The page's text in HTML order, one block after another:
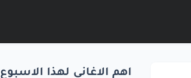
اهم الاغاني لهذا الاسبوع